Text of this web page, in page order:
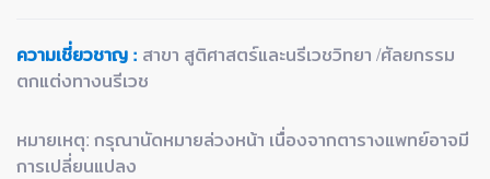
ความเชี่ยวชาญ : สาขา สูติศาสตร์และนรีเวชวิทยา /ศัลยกรรม
ตกแต่งทางนรีเวช
หมายเหตุ: กรุณานัดหมายล่วงหน้า เนื่องจากตารางแพทย์อาจมี
การเปลี่ยนแปลง